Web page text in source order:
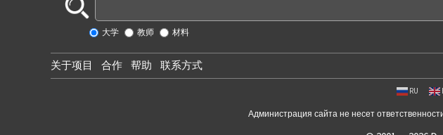
大学 教师 材料
关于项目 合作 帮助 联系方式
RU
Администрация сайта не несет